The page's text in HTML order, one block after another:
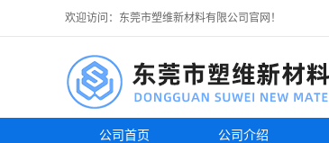
欢迎访问：东莞市塑维新材料有限公司官网！
公司首页 公司介绍